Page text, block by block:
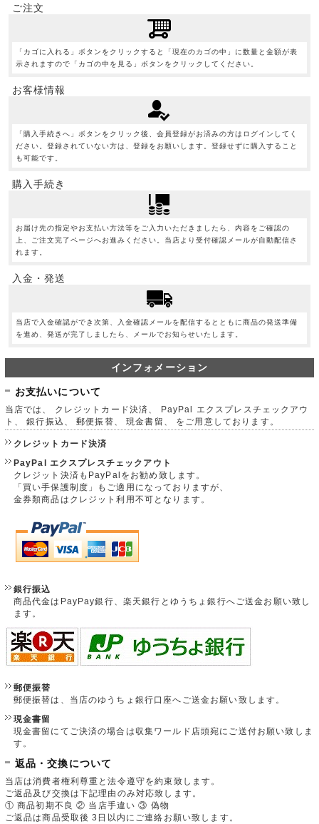
ご注文
「カゴに入れる」ボタンをクリックすると「現在のカゴの中」に数量と金額が表
示されますので「カゴの中を見る」ボタンをクリックしてください。
お客様情報
「購入手続きへ」ボタンをクリック後、会員登録がお済みの方はログインしてく
ださい。登録されていない方は、登録をお願いします。登録せずに購入すること
も可能です。
購入手続き
お届け先の指定やお支払い方法等をご入力いただきましたら、内容をご確認の
上、ご注文完了ページへお進みください。当店より受付確認メールが自動配信さ
れます。
入金・発送
当店で入金確認ができ次第、入金確認メールを配信するとともに商品の発送準備
を進め、発送が完了しましたら、メールでお知らせいたします。
インフォメーション
お支払いについて
当店では、 クレジットカード決済、 PayPal エクスプレスチェックアウ
ト、 銀行振込、 郵便振替、 現金書留、 をご用意しております。
クレジットカード決済
PayPal エクスプレスチェックアウト
クレジット決済もPayPalをお勧め致します。
「買い手保護制度」もご適用になっておりますが、
金券類商品はクレジット利用不可となります。
銀行振込
商品代金はPayPay銀行、楽天銀行とゆうちょ銀行へご送金お願い致し
ます。
郵便振替
郵便振替は、当店のゆうちょ銀行口座へご送金お願い致します。
現金書留
現金書留にてご決済の場合は収集ワールド店頭宛にご送付お願い致しま
す。
返品・交換について
当店は消費者権利尊重と法令遵守を約束致します。
ご返品及び交換は下記理由のみ対応致します。
① 商品初期不良 ② 当店手違い ③ 偽物
ご返品は商品受取後 3日以内にご連絡お願い致します。